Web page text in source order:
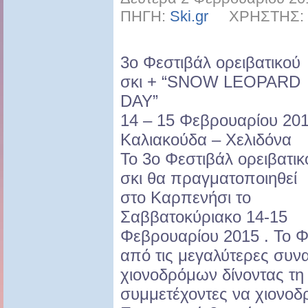
ΠΗΓΗ: Ski.gr ΧΡΗΣΤΗΣ:
3ο Φεστιβάλ ορειβατικού
σκι + “SNOW LEOPARD
DAY”
14 – 15 Φεβρουαρίου
Καλιακούδα – Χελιδόνα
Το 3ο Φεστιβάλ
σκι θα πραγματοποιηθεί
στο Καρπενήσι το
Σαββατοκύριακο 14-15
Φεβρουαρίου 2015 . Το
από τις μεγαλύτερες
χιονοδρόμων δίνοντας
συμμετέχοντες να